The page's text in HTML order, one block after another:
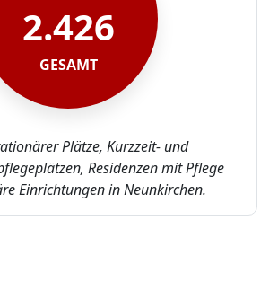
2.426
GESAMT
Plätze, Kurzzeit- und
Residenzen mit Pflege
Einrichtungen in Neunkirchen.